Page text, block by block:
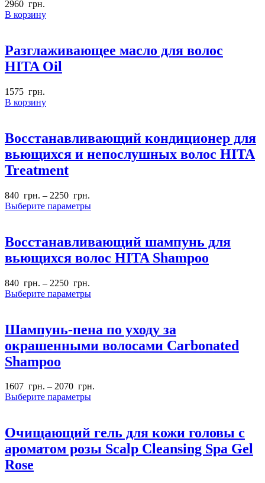
2960 грн.
В корзину
Разглаживающее масло для волос
HITA Oil
1575 грн.
В корзину
Восстанавливающий кондиционер для
вьющихся и непослушных волос HITA
Treatment
840 грн. – 2250 грн.
Выберите параметры
Восстанавливающий шампунь для
вьющихся волос HITA Shampoo
840 грн. – 2250 грн.
Выберите параметры
Шампунь-пена по уходу за
окрашенными волосами Carbonated
Shampoo
1607 грн. – 2070 грн.
Выберите параметры
Очищающий гель для кожи головы с
ароматом розы Scalp Cleansing Spa Gel
Rose